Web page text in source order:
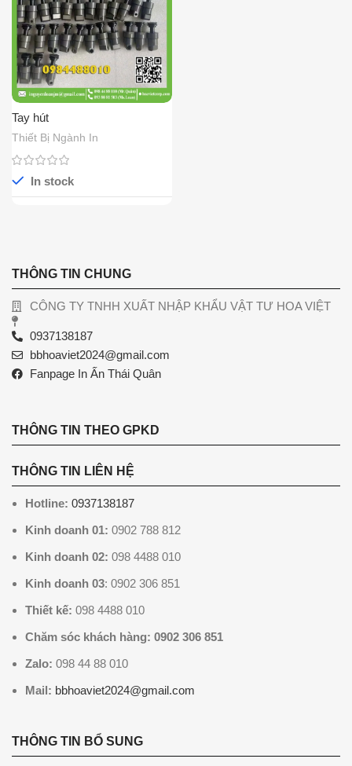
Tay hút
Thiết Bị Ngành In
In stock
THÔNG TIN CHUNG
CÔNG TY TNHH XUẤT NHẬP KHẨU VẬT TƯ HOA VIỆT
0937138187
bbhoaviet2024@gmail.com
Fanpage In Ấn Thái Quân
THÔNG TIN THEO GPKD
THÔNG TIN LIÊN HỆ
Hotline: 0937138187
Kinh doanh 01: 0902 788 812
Kinh doanh 02: 098 4488 010
Kinh doanh 03: 0902 306 851
Thiết kế: 098 4488 010
Chăm sóc khách hàng: 0902 306 851
Zalo: 098 44 88 010
Mail: bbhoaviet2024@gmail.com
THÔNG TIN BỔ SUNG